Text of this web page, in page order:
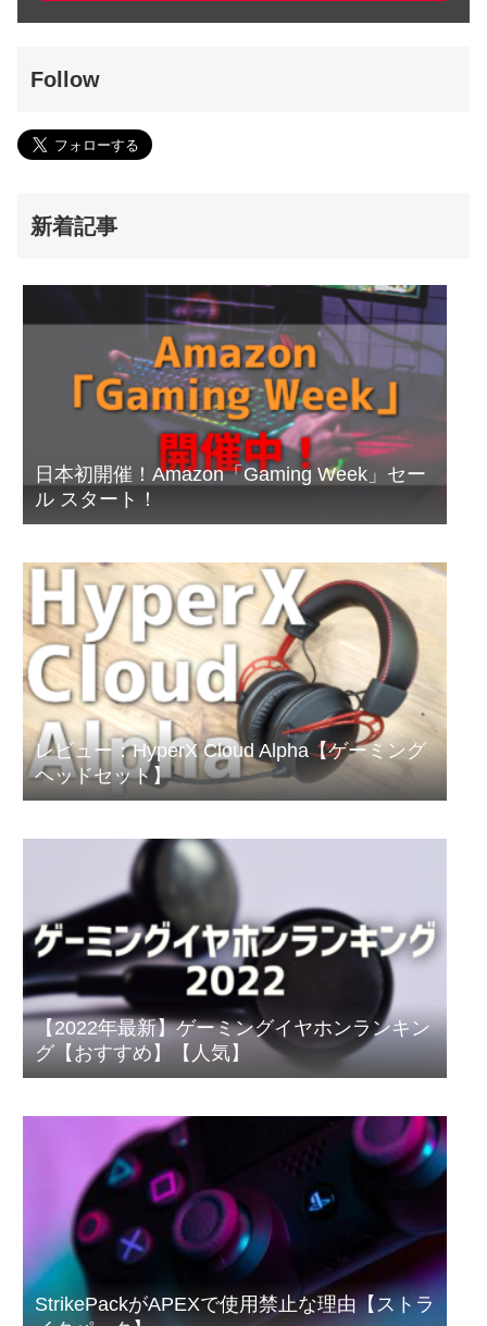
Follow
新着記事
日本初開催！Amazon「Gaming Week」セー
ル スタート！
レビュー：HyperX Cloud Alpha【ゲーミング
ヘッドセット】
【2022年最新】ゲーミングイヤホンランキン
グ【おすすめ】【人気】
StrikePackがAPEXで使用禁止な理由【ストラ